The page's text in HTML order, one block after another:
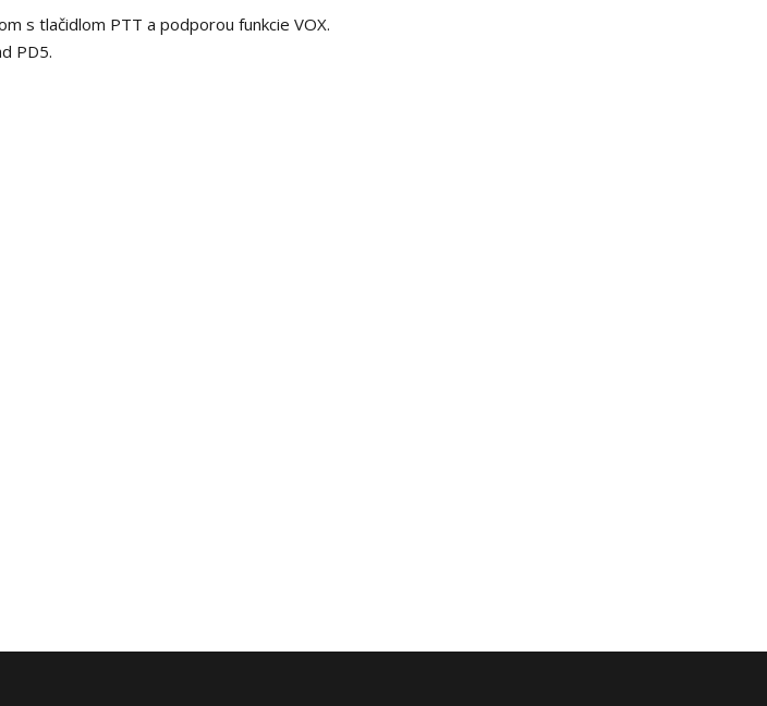
s tlačidlom PTT a podporou funkcie VOX.
PD5.